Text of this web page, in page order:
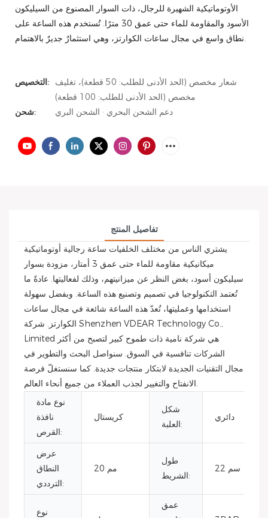
الأوتوماتيكية الشهيرة للرجال، ذات السوار المصنوع من السيليكون
الأسود والمقاومة للماء حتى عمق 30 مترًا. تُستخدم هذه الساعة على
نطاق واسع في مجال ساعات الكوارتز، وهي استثمارٌ جديرٌ بالاهتمام.
التخصيص:
شعار مخصص (الحد الأدنى للطلب: 50 قطعة)، تغليف
مخصص (الحد الأدنى للطلب: 100 قطعة)
شحن:
دعم الشحن البحري · الشحن البري
تفاصيل المنتج
يشتري الناس من مختلف الخلفيات ساعة رجالية أوتوماتيكية
ميكانيكية مقاومة للماء حتى عمق 3 أمتار، مزودة بسوار
سيليكون أسود، بغض النظر عن ميزانيتهم، وذلك لفعاليتها. عادةً ما
تُعتمد التكنولوجيا في تصميم وتصنيع هذه الساعة. وبفضل سهولة
استخدامها وعمليتها، تُعدّ هذه الساعة شائعة في مجال ساعات
الكوارتز. شركة Shenzhen VDEAR Technology Co.,
Limited هي شركة نامية ذات طموح كبير لتصبح من أكثر
الشركات تنافسية في السوق. سنواصل البحث والتطوير في
مجال التقنيات الجديدة لابتكار منتجات جديدة. كما سنستغلّ فرصة
الانفتاح والتغيير لجذب العملاء من جميع أنحاء العالم.
نوع مادة
نافذة
القرص:
كريستال
شكل
العلبة:
دائري
عرض
النطاق
الترددي:
20 مم
طول
الشريط:
22 سم
نوع
عمق